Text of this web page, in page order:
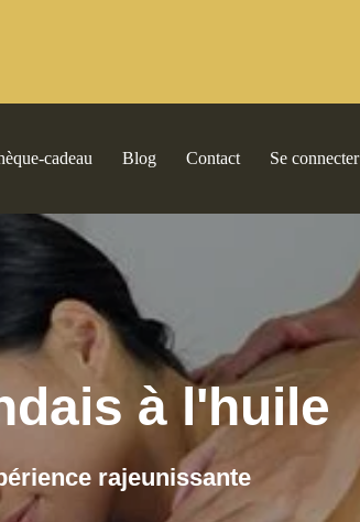
cadeau Blog Contact Se connecter
à l'huile
rajeunissante